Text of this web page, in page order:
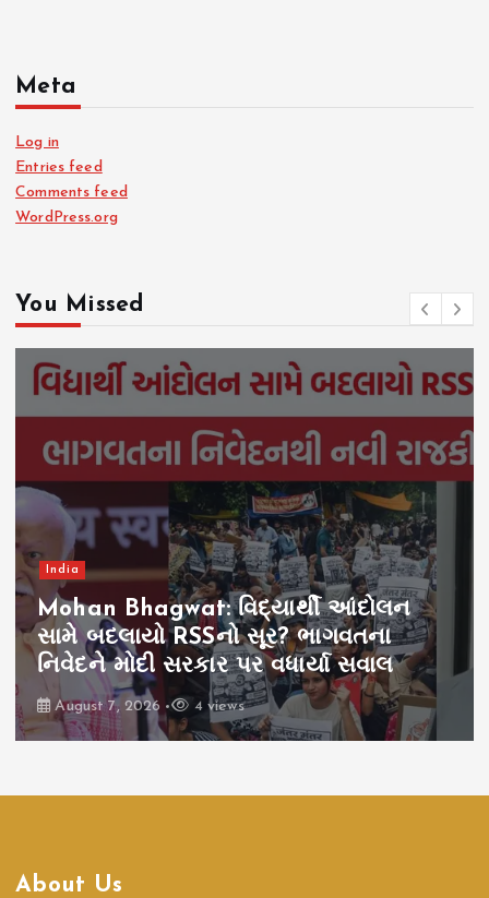
Meta
Log in
Entries feed
Comments feed
WordPress.org
You Missed
India
Mohan Bhagwat: વિદ્યાર્થી આંદોલન
સામે બદલાયો RSSનો સૂર? ભાગવતના
નિવેદને મોદી સરકાર પર વધાર્યા સવાલ
August 7, 2026 4 views
About Us